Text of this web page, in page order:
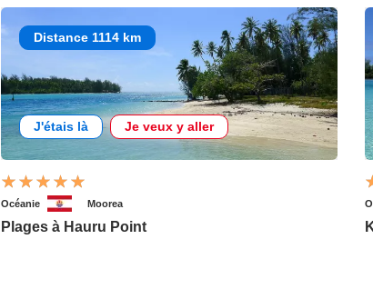
Distance 1114 km
J'étais là Je veux y aller
Océanie Moorea
Plages à Hauru Point